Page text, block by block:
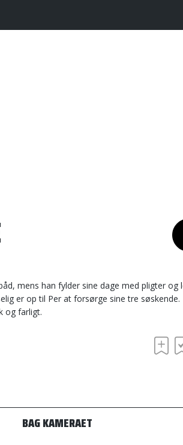
mens han fylder sine dage med pligter og
er op til Per at forsørge sine tre søskende.
og farligt.
BAG KAMERAET